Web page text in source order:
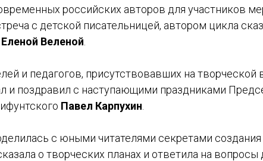
российских авторов для участников
с детской писательницей, автором цикла
Еленой Веленой
и педагогов, присутствовавших на творческой
и поздравил с наступающими праздниками
Павел Карпухин
с юными читателями секретами
о творческих планах и ответила на вопросы